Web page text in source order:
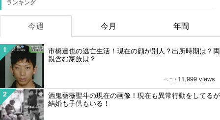
ランキング
今週 今月 年間
1
市橋達也の逃亡生活！現在の顔が別人？出所時期は？両
親含む家族は？
ペコ / 11,999 views
2
酒鬼薔薇聖斗の現在の画像！現在も異常行動をしてるが
結婚も子供もいる！